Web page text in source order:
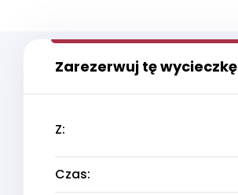
Zarezerwuj tę wycieczkę
Z:
Czas: